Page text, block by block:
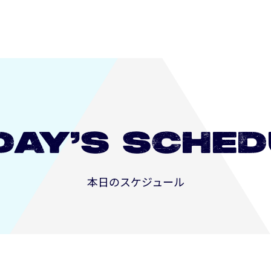
本日のスケジュール